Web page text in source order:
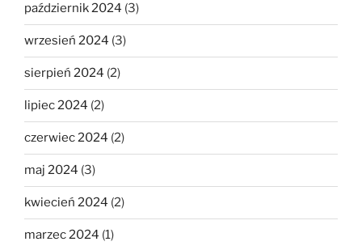
październik 2024 (3)
wrzesień 2024 (3)
sierpień 2024 (2)
lipiec 2024 (2)
czerwiec 2024 (2)
maj 2024 (3)
kwiecień 2024 (2)
marzec 2024 (1)